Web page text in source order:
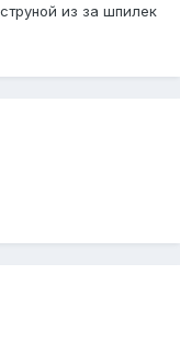
из за шпилек